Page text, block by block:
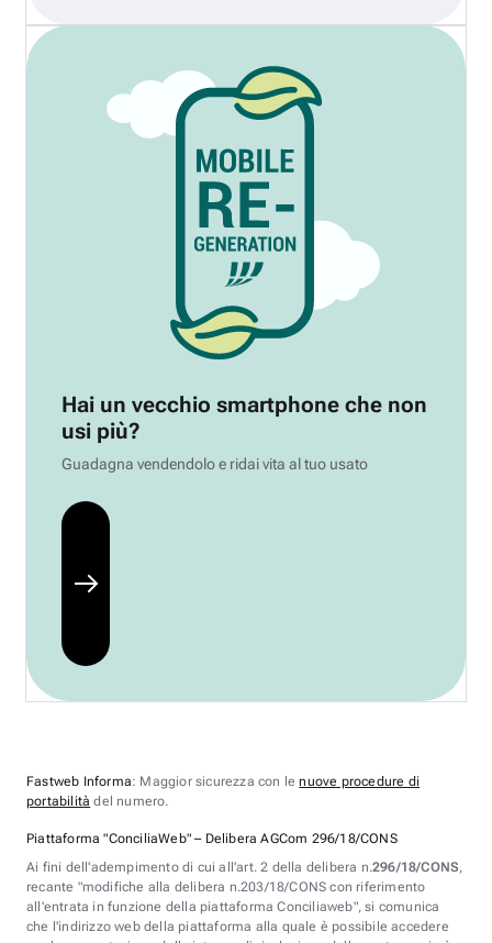
Hai un vecchio smartphone che non
usi più?
Guadagna vendendolo e ridai vita al tuo usato
Fastweb Informa: Maggior sicurezza con lenuove procedure di
portabilità del numero.
Piattaforma "ConciliaWeb" – Delibera AGCom 296/18/CONS
Ai fini dell'adempimento di cui all'art. 2 della delibera n.296/18/CONS,
recante "modifiche alla delibera n.203/18/CONS con riferimento
all'entrata in funzione della piattaforma Conciliaweb", si comunica
che l'indirizzo web della piattaforma alla quale è possibile accedere